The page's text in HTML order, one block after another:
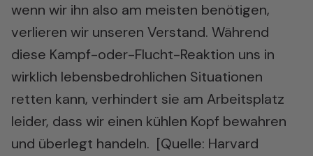
wenn wir ihn also am meisten benötigen,
verlieren wir unseren Verstand. Während
diese Kampf-oder-Flucht-Reaktion uns in
wirklich lebensbedrohlichen Situationen
retten kann, verhindert sie am Arbeitsplatz
leider, dass wir einen kühlen Kopf bewahren
und überlegt handeln. [Quelle: Harvard